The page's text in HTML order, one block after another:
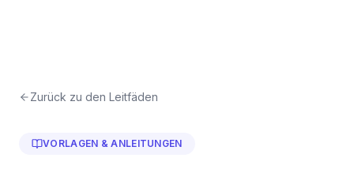
Zurück zu den Leitfäden
VORLAGEN & ANLEITUNGEN